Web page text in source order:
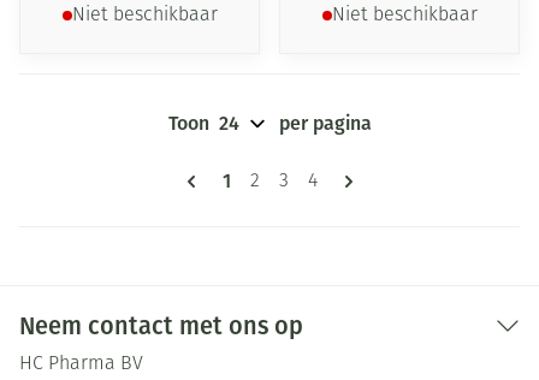
Niet beschikbaar Niet beschikbaar
Pagina's
U lees momenteel pagina
1 Pagina
2 Pagina
3 Pagina
4
Toon per pagina
Neem contact met ons op
HC Pharma BV